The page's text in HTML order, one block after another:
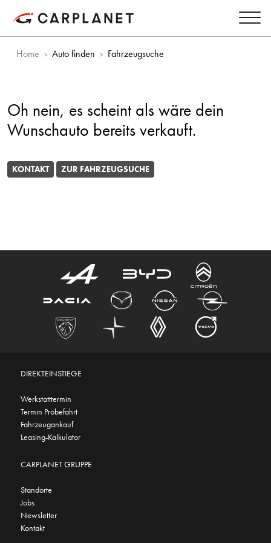
Home Auto finden Fahrzeugsuche
Oh nein, es scheint als wäre dein
Wunschauto bereits verkauft.
KONTAKT ZUR FAHRZEUGSUCHE
DIREKTEINSTIEGE
Werkstatttermin
Termin Probefahrt
Fahrzeugankauf
Leasing-Kalkulator
CARPLANET GRUPPE
Standorte
Jobs
Newsletter
Kontakt